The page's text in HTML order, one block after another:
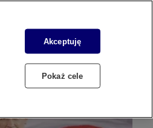
Zaloguj się
CzytajSłuchaj
Akceptuję
Pokaż cele